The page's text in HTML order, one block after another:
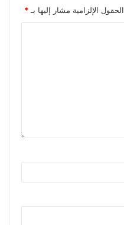
الحقول الإلزامية مشار إليها بـ *